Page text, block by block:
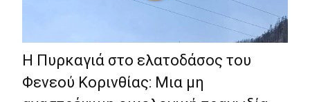
Η Πυρκαγιά στο ελατοδάσος του
Φενεού Κορινθίας: Μια μη